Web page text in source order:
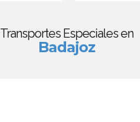
Transportes Especiales en
Badajoz